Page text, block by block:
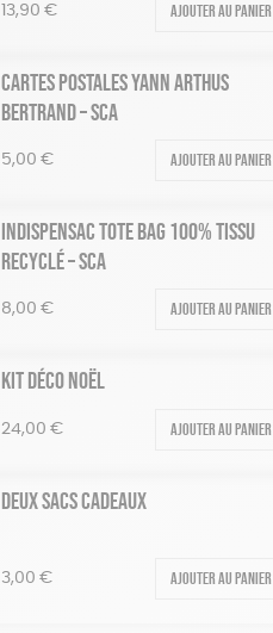
13,90 € Ajouter au panier
CARTES POSTALES YANN ARTHUS
BERTRAND – SCA
5,00 € Ajouter au panier
INDISPENSAC TOTE BAG 100% TISSU
RECYCLÉ – SCA
8,00 € Ajouter au panier
KIT DÉCO NOËL
24,00 € Ajouter au panier
DEUX SACS CADEAUX
3,00 € Ajouter au panier